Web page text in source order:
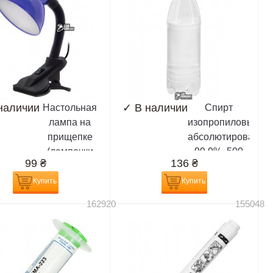
Настольная
лампа на
прищепке
(лампочки
99₴
Купить
✓ В наличии
Спирт
изопропиловый,
99,9%, 500
(химически
чистый)
136₴
Купить
162920 155048